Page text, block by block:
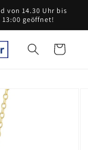
von 14.30 Uhr bis
13:00 geöffnet!
Warenkorb